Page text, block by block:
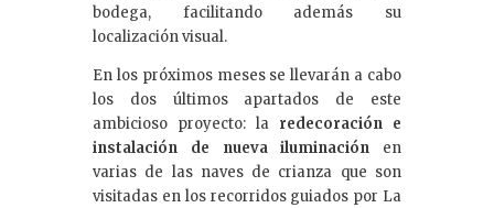
bodega, facilitando además su
localización visual.
En los próximos meses se llevarán a cabo
los dos últimos apartados de este
ambicioso proyecto: la redecoración e
instalación de nueva iluminación en
varias de las naves de crianza que son
visitadas en los recorridos guiados por La